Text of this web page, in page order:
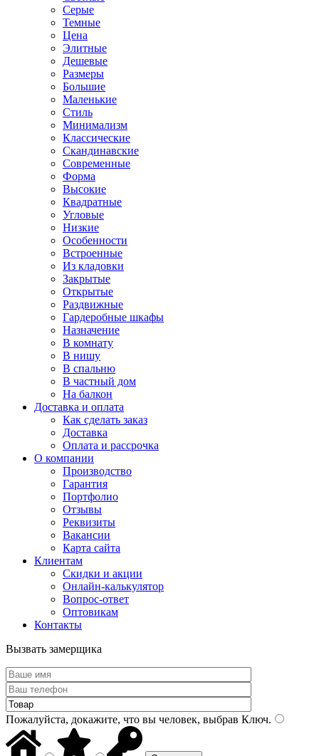
Серые
Темные
Цена
Элитные
Дешевые
Размеры
Большие
Маленькие
Стиль
Минимализм
Классические
Скандинавские
Современные
Форма
Высокие
Квадратные
Угловые
Низкие
Особенности
Встроенные
Из кладовки
Закрытые
Открытые
Раздвижные
Гардеробные шкафы
Назначение
В комнату
В нишу
В спальню
В частный дом
На балкон
Доставка и оплата
Как сделать заказ
Доставка
Оплата и рассрочка
О компании
Производство
Гарантия
Портфолио
Отзывы
Реквизиты
Вакансии
Карта сайта
Клиентам
Скидки и акции
Онлайн-калькулятор
Вопрос-ответ
Оптовикам
Контакты
Вызвать замерщика
Пожалуйста, докажите, что вы человек, выбрав Ключ.